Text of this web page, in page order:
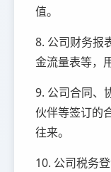
值。
8. 公司财务报
金流量表等，
9. 公司合同、
伙伴等签订的
往来。
10. 公司税务